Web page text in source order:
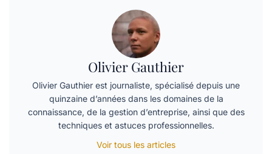
Olivier Gauthier
Olivier Gauthier est journaliste, spécialisé depuis une
quinzaine d’années dans les domaines de la
connaissance, de la gestion d’entreprise, ainsi que des
techniques et astuces professionnelles.
Voir tous les articles